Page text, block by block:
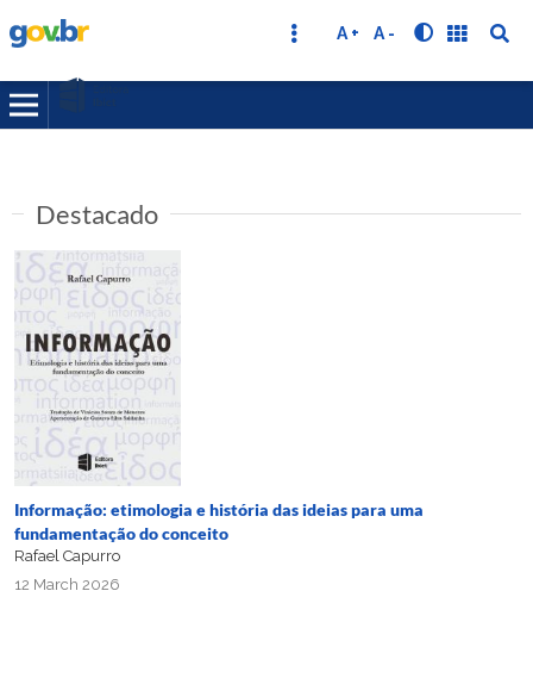
A + A -
Destacado
Informação: etimologia e história das ideias para uma
fundamentação do conceito
Rafael Capurro
12 March 2026